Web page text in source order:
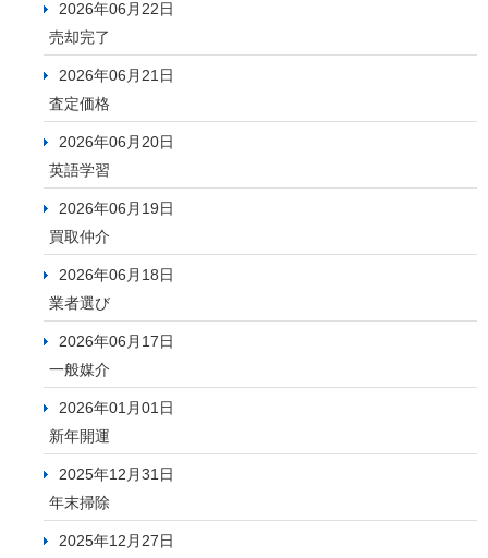
2026年06月22日
売却完了
2026年06月21日
査定価格
2026年06月20日
英語学習
2026年06月19日
買取仲介
2026年06月18日
業者選び
2026年06月17日
一般媒介
2026年01月01日
新年開運
2025年12月31日
年末掃除
2025年12月27日